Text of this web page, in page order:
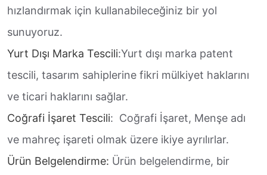
hızlandırmak için kullanabileceğiniz bir yol
sunuyoruz.
Yurt Dışı Marka Tescili:Yurt dışı marka patent
tescili, tasarım sahiplerine fikri mülkiyet haklarını
ve ticari haklarını sağlar.
Coğrafi İşaret Tescili: Coğrafi İşaret, Menşe adı
ve mahreç işareti olmak üzere ikiye ayrılırlar.
Ürün Belgelendirme: Ürün belgelendirme, bir